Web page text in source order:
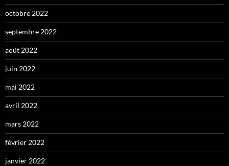
octobre 2022
septembre 2022
août 2022
juin 2022
mai 2022
avril 2022
mars 2022
février 2022
janvier 2022